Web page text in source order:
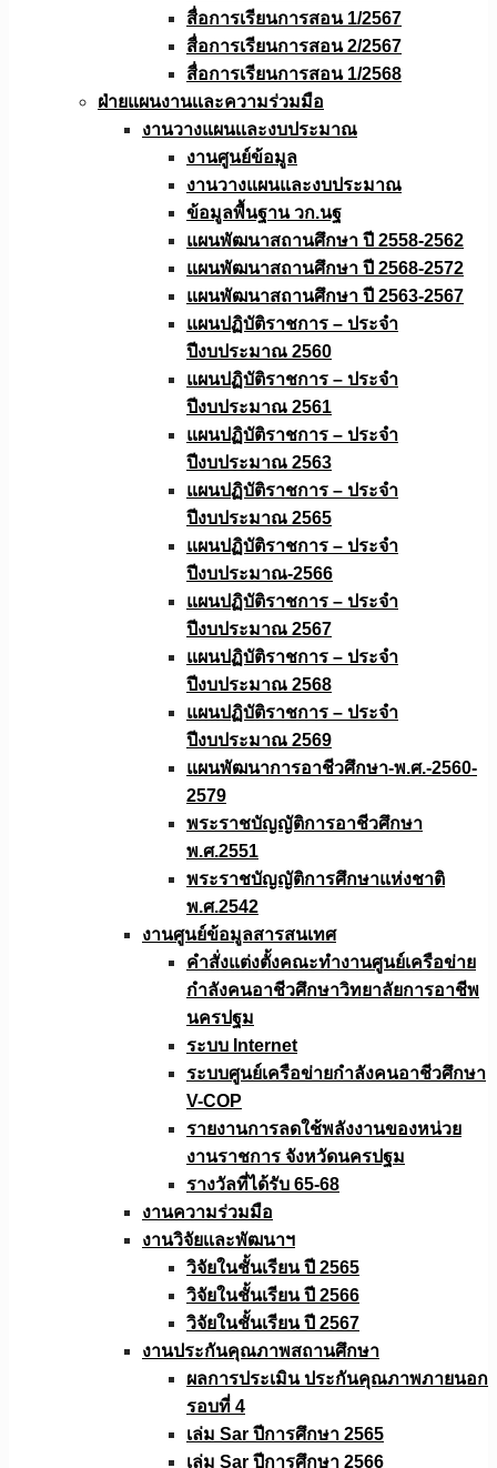
สื่อการเรียนการสอน 1/2567
สื่อการเรียนการสอน 2/2567
สื่อการเรียนการสอน 1/2568
ฝ่ายแผนงานเเละความร่วมมือ
งานวางแผนเเละงบประมาณ
งานศูนย์ข้อมูล
งานวางแผนและงบประมาณ
ข้อมูลพื้นฐาน วก.นฐ
แผนพัฒนาสถานศึกษา ปี 2558-2562
แผนพัฒนาสถานศึกษา ปี 2568-2572
แผนพัฒนาสถานศึกษา ปี 2563-2567
แผนปฏิบัติราชการ – ประจำ
ปีงบประมาณ 2560
แผนปฏิบัติราชการ – ประจำ
ปีงบประมาณ 2561
แผนปฏิบัติราชการ – ประจำ
ปีงบประมาณ 2563
แผนปฏิบัติราชการ – ประจำ
ปีงบประมาณ 2565
แผนปฏิบัติราชการ – ประจำ
ปีงบประมาณ-2566
แผนปฏิบัติราชการ – ประจำ
ปีงบประมาณ 2567
แผนปฏิบัติราชการ – ประจำ
ปีงบประมาณ 2568
แผนปฏิบัติราชการ – ประจำ
ปีงบประมาณ 2569
แผนพัฒนาการอาชีวศึกษา-พ.ศ.-2560-
2579
พระราชบัญญัติการอาชีวศึกษา
พ.ศ.2551
พระราชบัญญัติการศึกษาแห่งชาติ
พ.ศ.2542
งานศูนย์ข้อมูลสารสนเทศ
คำสั่งแต่งตั้งคณะทำงานศูนย์เครือข่าย
กำลังคนอาชีวศึกษาวิทยาลัยการอาชีพ
นครปฐม
ระบบ Internet
ระบบศูนย์เครือข่ายกำลังคนอาชีวศึกษา
V-COP
รายงานการลดใช้พลังงานของหน่วย
งานราชการ จังหวัดนครปฐม
รางวัลที่ได้รับ 65-68
งานความร่วมมือ
งานวิจัยเเละพัฒนาฯ
วิจัยในชั้นเรียน ปี 2565
วิจัยในชั้นเรียน ปี 2566
วิจัยในชั้นเรียน ปี 2567
งานประกันคุณภาพสถานศึกษา
ผลการประเมิน ประกันคุณภาพภายนอก
รอบที่ 4
เล่ม Sar ปีการศึกษา 2565
เล่ม Sar ปีการศึกษา 2566